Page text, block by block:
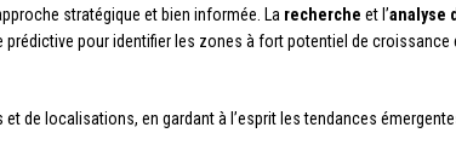
stratégique et bien informée. La recherche et l’analyse
pour identifier les zones à fort potentiel de croissance
de localisations, en gardant à l’esprit les tendances